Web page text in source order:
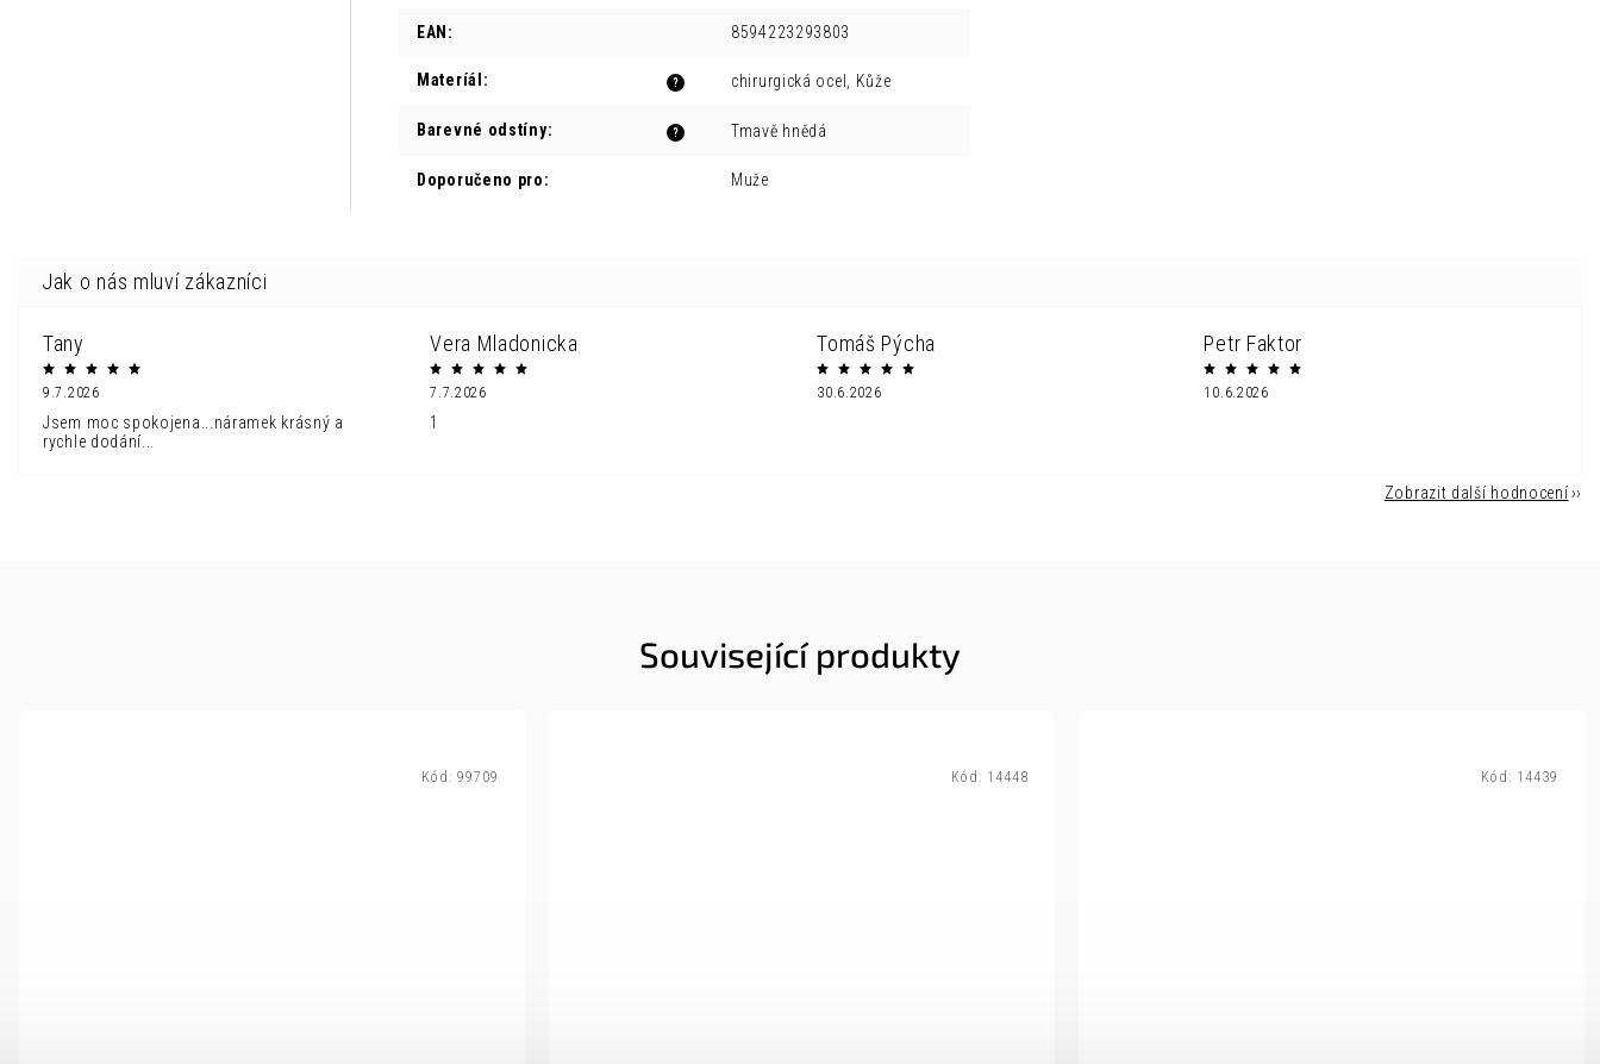
EAN : 8594223293803
?
Materíál : chirurgická ocel, Kůže
?
Barevné odstíny: Tmavě hnědá
Doporučeno pro: Muže
Tany
9.7.2026
Jsem moc spokojena...náramek krásný a
rychle dodání...
Vera Mladonicka
7.7.2026
1
Tomáš Pýcha
30.6.2026
Petr Faktor
10.6.2026
Zobrazit další hodnocení
Související produkty
Kód: 99709 Kód: 14448 Kód: 14439